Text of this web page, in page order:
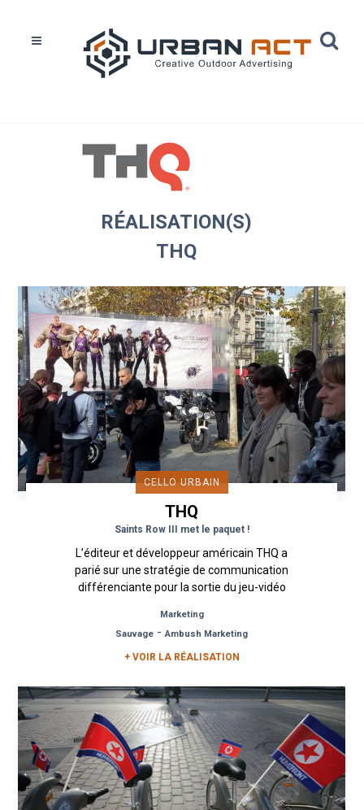
RÉALISATION(S)
THQ
CELLO URBAIN
THQ
Saints Row III met le paquet !
L’éditeur et développeur américain THQ a
parié sur une stratégie de communication
différenciante pour la sortie du jeu-vidéo
Marketing
Sauvage -Ambush Marketing
+ VOIR LA RÉALISATION